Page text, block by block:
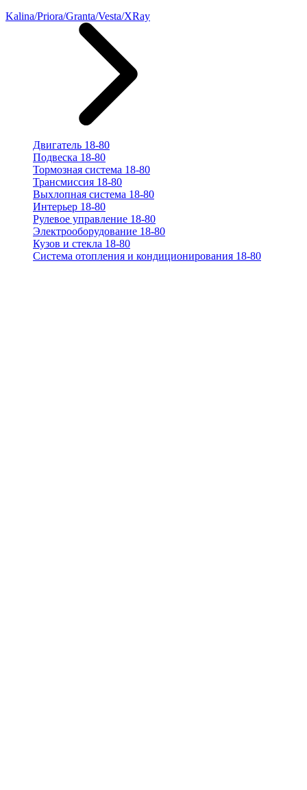
Kalina/Priora/Granta/Vesta/XRay
Двигатель 18-80
Подвеска 18-80
Тормозная система 18-80
Трансмиссия 18-80
Выхлопная система 18-80
Интерьер 18-80
Рулевое управление 18-80
Электрооборудование 18-80
Кузов и стекла 18-80
Система отопления и кондиционирования 18-80